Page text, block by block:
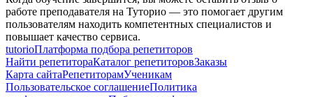
работе преподавателя на Туторио — это помогает другим
пользователям находить компетентных специалистов и
повышает качество сервиса.
tutorioПлатформа подбора репетиторов
Найти репетитораКаталог репетиторовЗаказы
Карта сайтаРепетиторамУченикам
Пользовательское соглашениеПолитика